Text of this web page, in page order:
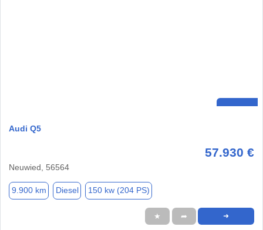
Audi Q5
57.930 €
Neuwied, 56564
9.900 km Diesel 150 kw (204 PS)
★ ➦ ➜